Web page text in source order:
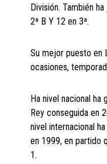
División. También
2ª B Y 12 en 3ª.
Su mejor puesto en
ocasiones,
Ha nivel nacional ha
Rey conseguida en
nivel internacional
en 1999, en partido
1.